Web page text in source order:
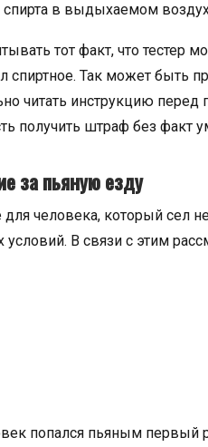
спирта в выдыхаемом
тот факт, что тестер
спиртное. Так может быть
читать инструкцию
получить штраф без факт
за пьяную езду
для человека, который сел
условий. В связи с этим
попался пьяным первый